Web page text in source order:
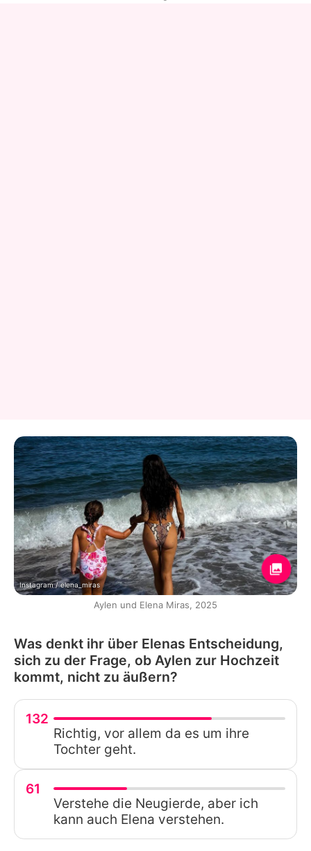
Instagram / elena_miras
Aylen und Elena Miras, 2025
Was denkt ihr über Elenas Entscheidung,
sich zu der Frage, ob Aylen zur Hochzeit
kommt, nicht zu äußern?
132
Richtig, vor allem da es um ihre
Tochter geht.
61
Verstehe die Neugierde, aber ich
kann auch Elena verstehen.